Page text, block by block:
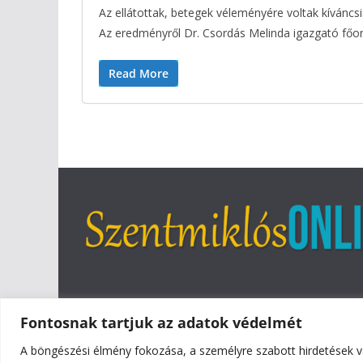
Fontosnak tartjuk az adatok védelmét
A böngészési élmény fokozása, a személyre szabott
Az ellátottak, betegek véleményére voltak
Az eredményről Dr. Csordás Melinda igazgató
Read More
Copyright © 2026Szentmiklós Online. All rights